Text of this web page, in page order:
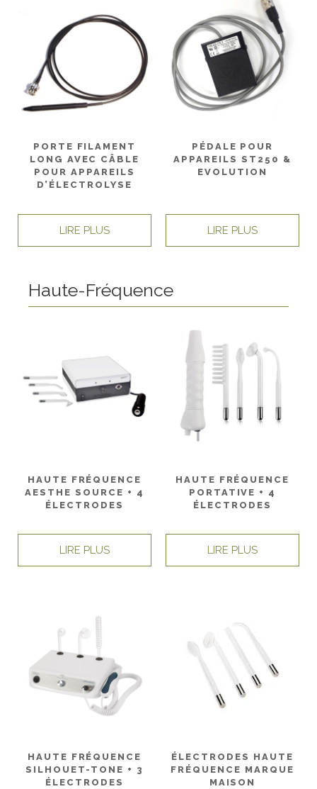
PORTE FILAMENT
LONG AVEC CÂBLE
POUR APPAREILS
D’ÉLECTROLYSE
LIRE PLUS
PÉDALE POUR
APPAREILS ST250 &
EVOLUTION
LIRE PLUS
Haute-Fréquence
HAUTE FRÉQUENCE
AESTHE SOURCE + 4
ÉLECTRODES
LIRE PLUS
HAUTE FRÉQUENCE
PORTATIVE + 4
ÉLECTRODES
LIRE PLUS
HAUTE FRÉQUENCE
SILHOUET-TONE + 3
ÉLECTRODES
ÉLECTRODES HAUTE
FRÉQUENCE MARQUE
MAISON